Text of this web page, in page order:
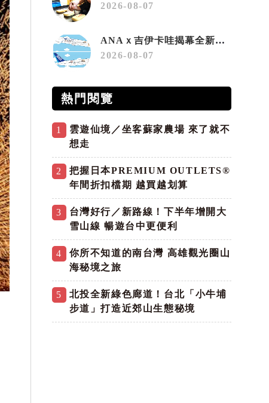
2026-08-07
ANAｘ吉伊卡哇揭幕全新彩繪機「Chiikawa JET」
2026-08-07
熱門閱覽
1
雲遊仙境／坐客蘇家農場 來了就不
想走
2
把握日本PREMIUM OUTLETS®
年間折扣檔期 越買越划算
3
台灣好行／新路線！下半年增開大
雪山線 暢遊台中更便利
4
你所不知道的南台灣 高雄觀光圈山
海秘境之旅
5
北投全新綠色廊道！台北「小牛埔
步道」打造近郊山生態秘境